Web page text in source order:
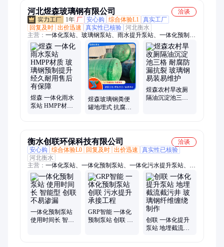
河北煜森玻璃钢有限公司
洽谈
1年 厂 安心购 综合体验L1
真实工厂
回复及时 出价迅速 真实性已核验 河北衡水
主营： 一体化泵站、玻璃钢泵站、雨水提升泵站、一体化预制泵
站、灌溉泵站、污水提升泵站、泵站一体化、雨水泵站、泵站厂
家直供、污水泵站、玻璃钢化粪池、缠绕化粪池
煜森 一体化雨水
泵站 HMPP材质
煜森玻璃钢粪便
罐地埋式 抗腐防
煜森农村旱改厕
隔油沉淀池三格
衡水创联环保科技有限公司
洽谈
安心购
综合体验L0 回复及时 出价迅速
真实性已核验
河北衡水
主营： 一体化泵站、一体化预制泵站、一体化污水提升泵站、一
体化雨水提升泵站、玻璃钢一体化泵站、智能一体化泵站
一体化预制泵站
使用时间长 智能
GRP智能 一体化
预制泵站 创联 污
创联 一体化提升
泵站 地埋截流截